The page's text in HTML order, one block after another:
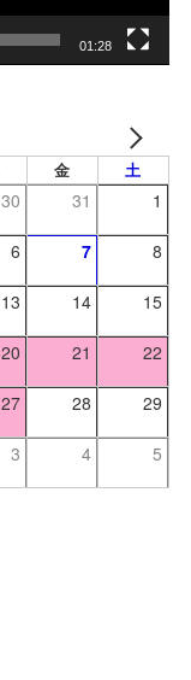
01:28
金 土
30 31 1
6 7 8
13 14 15
20 21 22
27 28 29
3 4 5